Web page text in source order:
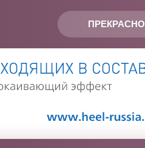
ПРЕКРАСНО